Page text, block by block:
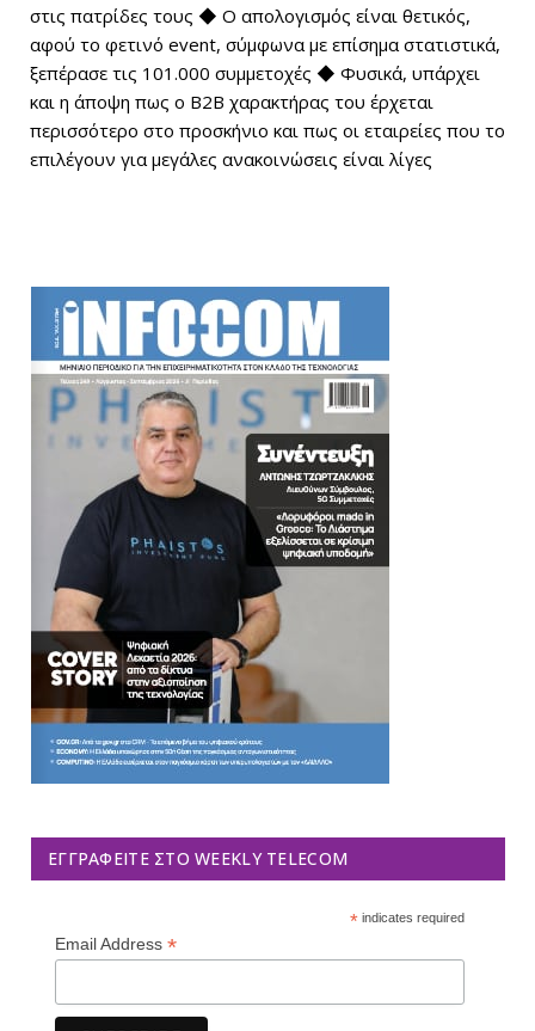
στις πατρίδες τους ◆ Ο απολογισμός είναι θετικός,
αφού το φετινό event, σύμφωνα με επίσημα στατιστικά,
ξεπέρασε τις 101.000 συμμετοχές ◆ Φυσικά, υπάρχει
και η άποψη πως ο B2Β χαρακτήρας του έρχεται
περισσότερο στο προσκήνιο και πως οι εταιρείες που το
επιλέγουν για μεγάλες ανακοινώσεις είναι λίγες
ΕΓΓΡΑΦΕΊΤΕ ΣΤΟ WEEKLY TELECOM
*indicates required
Email Address *